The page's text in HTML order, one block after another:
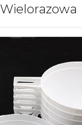
Wielorazowa